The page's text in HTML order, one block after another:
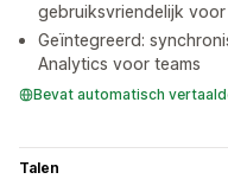
gebruiksvriendelijk
Geïntegreerd:
Analytics voor teams
Bevat automatisch
Talen